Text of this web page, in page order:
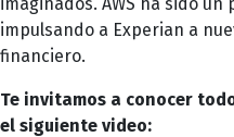
impulsando a Experian a
financiero.
Te invitamos a conocer
el siguiente video: